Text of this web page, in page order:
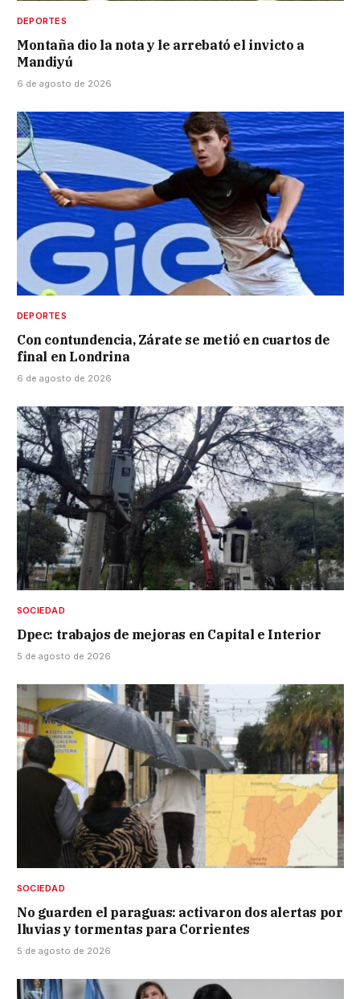
DEPORTES
Montaña dio la nota y le arrebató el invicto a
Mandiyú
6 de agosto de 2026
DEPORTES
Con contundencia, Zárate se metió en cuartos de
final en Londrina
6 de agosto de 2026
SOCIEDAD
Dpec: trabajos de mejoras en Capital e Interior
5 de agosto de 2026
SOCIEDAD
No guarden el paraguas: activaron dos alertas por
lluvias y tormentas para Corrientes
5 de agosto de 2026